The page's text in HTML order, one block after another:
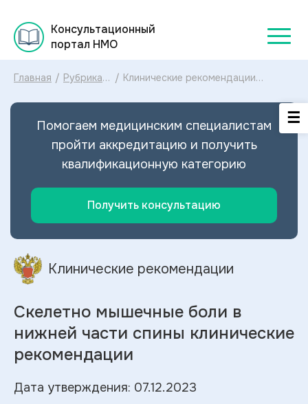
Консультационный
портал НМО
Главная / Рубрикатор
рекомендаций
/ Клинические рекомендации
части спины МКБ-10: диагностика и
в нижней части спины 2023
Помогаем медицинским специалистам
пройти аккредитацию и получить
квалификационную категорию
Получить консультацию
Клинические рекомендации
Скелетно мышечные боли в
нижней части спины клинические
рекомендации
Дата утверждения: 07.12.2023